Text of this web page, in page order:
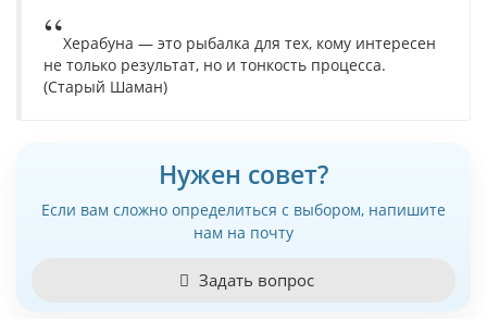
Херабуна — это рыбалка для тех, кому интересен
не только результат, но и тонкость процесса.
(Старый Шаман)
Нужен совет?
Если вам сложно определиться с выбором, напишите
нам на почту
Задать вопрос